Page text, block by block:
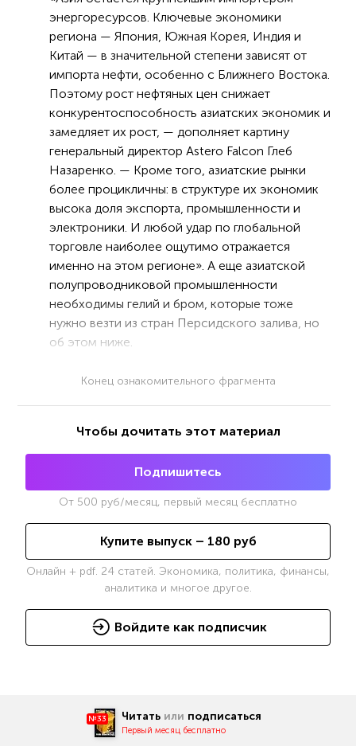
энергоресурсов. Ключевые экономики
региона — Япония, Южная Корея, Индия и
Китай — в значительной степени зависят от
импорта нефти, особенно с Ближнего Востока.
Поэтому рост нефтяных цен снижает
конкурентоспособность азиатских экономик и
замедляет их рост, — дополняет картину
генеральный директор Astero Falcon Глеб
Назаренко. — Кроме того, азиатские рынки
более процикличны: в структуре их экономик
высока доля экспорта, промышленности и
электроники. И любой удар по глобальной
торговле наиболее ощутимо отражается
именно на этом регионе». А еще азиатской
полупроводниковой промышленности
необходимы гелий и бром, которые тоже
нужно везти из стран Персидского залива, но
об этом ниже.
Конец ознакомительного фрагмента
Чтобы дочитать этот материал
Подпишитесь
От 500 руб/месяц, первый месяц бесплатно
Купите выпуск – 180 руб
Онлайн + pdf. 24 статей. Экономика, политика, финансы,
аналитика и многое другое.
Войдите как подписчик
№33 Читать или подписаться
Первый месяц бесплатно